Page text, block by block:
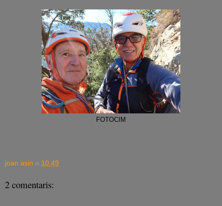
FOTOCIM
joan asin a 10:49
2 comentaris: